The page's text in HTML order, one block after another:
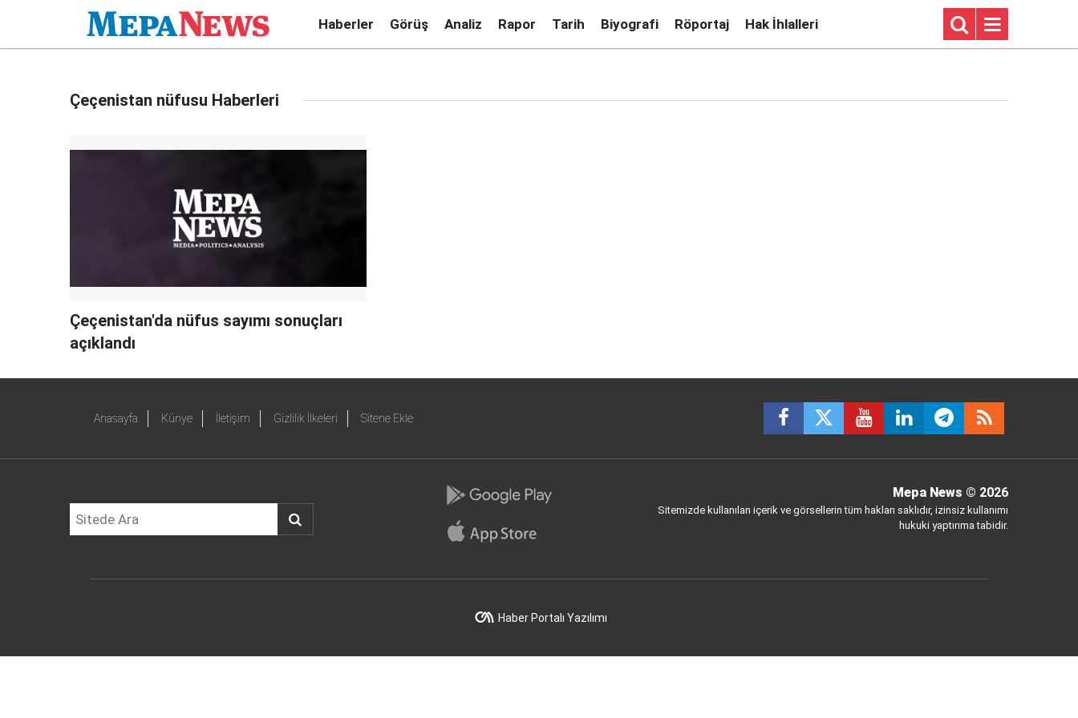
Haberler Görüş Analiz Rapor Tarih Biyografi Röportaj Hak İhlalleri
Çeçenistan nüfusu Haberleri
Çeçenistan'da nüfus sayımı sonuçları
açıklandı
Anasayfa Künye İletişim Gizlilik İlkeleri Sitene Ekle
Mepa News © 2026
Sitemizde kullanılan içerik ve görsellerin tüm hakları saklıdır, izinsiz kullanımı
hukuki yaptırıma tabidir.
Haber Portalı Yazılımı